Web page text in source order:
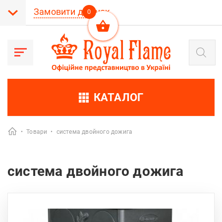
Замовити дзвінок
Пошук
товарів
КАТАЛОГ
• Товари • система двойного дожига
система двойного дожига
0